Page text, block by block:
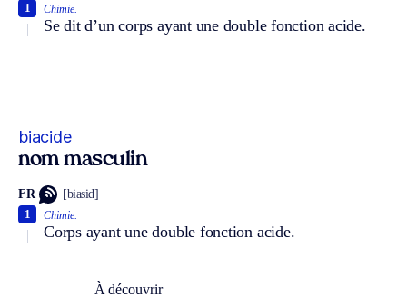
Chimie.
Se dit d’un corps ayant une double fonction acide.
1
biacide
nom masculin
FR [biasid]
Chimie.
Corps ayant une double fonction acide.
1
À découvrir